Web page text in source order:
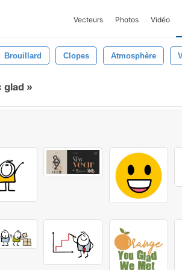
Vecteurs Photos Vidéo
Brouillard Clopes Atmosphère
glad